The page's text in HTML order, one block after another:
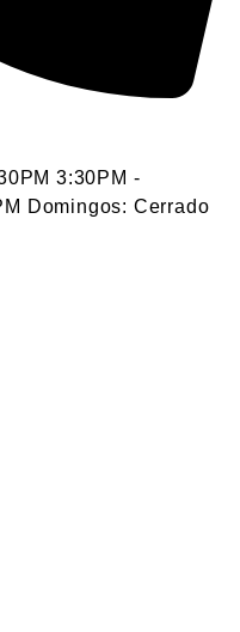
3:30PM -
Domingos: Cerrado